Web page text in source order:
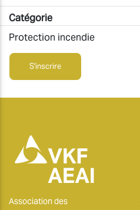
Catégorie
Protection incendie
S'inscrire
Association des